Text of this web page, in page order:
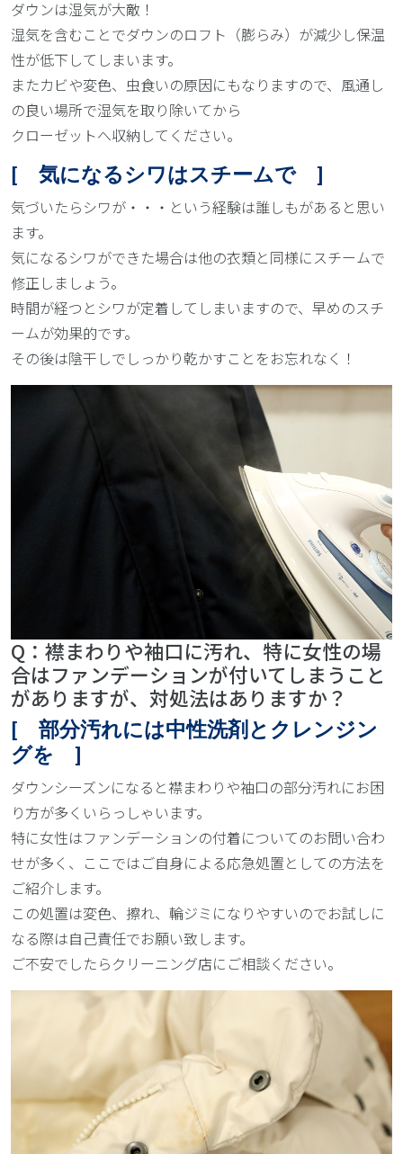
ダウンは湿気が大敵！
湿気を含むことでダウンのロフト（膨らみ）が減少し保温
性が低下してしまいます。
またカビや変色、虫食いの原因にもなりますので、風通し
の良い場所で湿気を取り除いてから
クローゼットへ収納してください。
[ 気になるシワはスチームで ]
気づいたらシワが・・・という経験は誰しもがあると思い
ます。
気になるシワができた場合は他の衣類と同様にスチームで
修正しましょう。
時間が経つとシワが定着してしまいますので、早めのスチ
ームが効果的です。
その後は陰干しでしっかり乾かすことをお忘れなく！
Q：襟まわりや袖口に汚れ、特に女性の場
合はファンデーションが付いてしまうこと
がありますが、対処法はありますか？
[ 部分汚れには中性洗剤とクレンジン
グを ]
ダウンシーズンになると襟まわりや袖口の部分汚れにお困
り方が多くいらっしゃいます。
特に女性はファンデーションの付着についてのお問い合わ
せが多く、ここではご自身による応急処置としての方法を
ご紹介します。
この処置は変色、擦れ、輪ジミになりやすいのでお試しに
なる際は自己責任でお願い致します。
ご不安でしたらクリーニング店にご相談ください。